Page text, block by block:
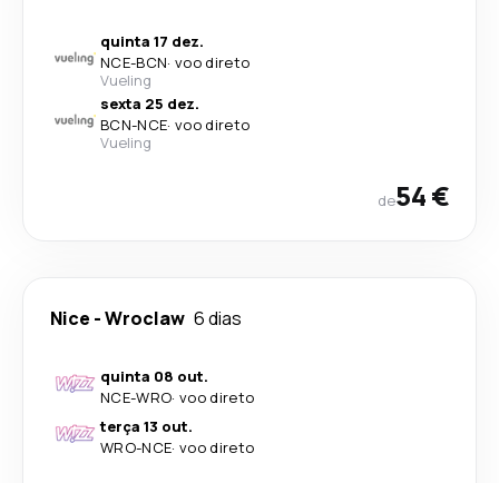
quinta 17 dez.
NCE-BCN· voo direto
Vueling
sexta 25 dez.
BCN-NCE· voo direto
Vueling
de54 €
Nice -Wroclaw 6 dias
quinta 08 out.
NCE-WRO· voo direto
terça 13 out.
WRO-NCE· voo direto